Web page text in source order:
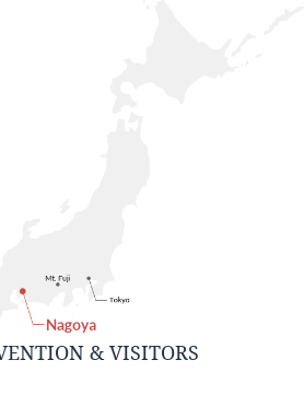
& VISITORS